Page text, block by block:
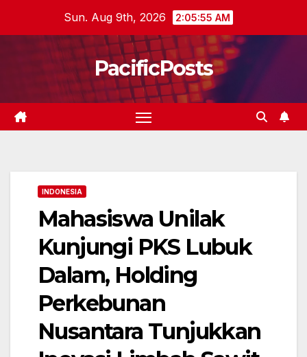
Sun. Aug 9th, 2026 2:05:56 AM
PacificPosts
INDONESIA
Mahasiswa Unilak
Kunjungi PKS Lubuk
Dalam, Holding
Perkebunan
Nusantara Tunjukkan